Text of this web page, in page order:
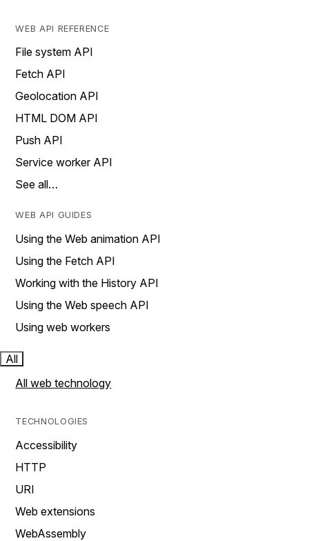
WEB API REFERENCE
File system API
Fetch API
Geolocation API
HTML DOM API
Push API
Service worker API
See all…
WEB API GUIDES
Using the Web animation API
Using the Fetch API
Working with the History API
Using the Web speech API
Using web workers
All
All web technology
TECHNOLOGIES
Accessibility
HTTP
URI
Web extensions
WebAssembly